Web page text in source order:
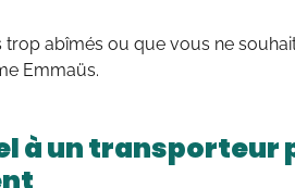
trop abîmés ou que vous ne
Emmaüs.
à un